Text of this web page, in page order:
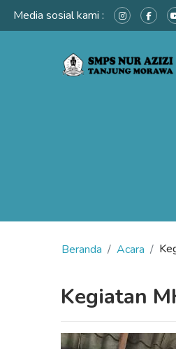
Media sosial kami :
Beranda Acara
Kegiatan